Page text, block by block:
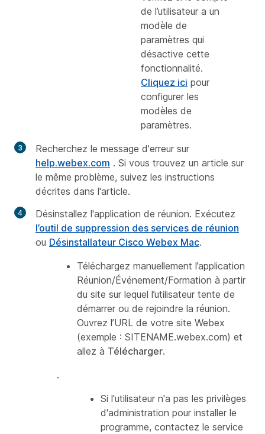
de l’utilisateur a un
modèle de
paramètres qui
désactive cette
fonctionnalité.
Cliquez ici pour
configurer les
modèles de
paramètres.
Recherchez le message d'erreur sur
help.webex.com . Si vous trouvez un article sur
le même problème, suivez les instructions
décrites dans l'article.
Désinstallez l'application de réunion. Exécutez
l’outil de suppression des services de réunion
ou Désinstallateur Cisco Webex Mac.
Téléchargez manuellement l’application
Réunion/Événement/Formation à partir
du site sur lequel l’utilisateur tente de
démarrer ou de rejoindre la réunion.
Ouvrez l’URL de votre site Webex
(exemple : SITENAME.webex.com) et
allez à Télécharger.
.
Si l'utilisateur n'a pas les privilèges
d'administration pour installer le
programme, contactez le service